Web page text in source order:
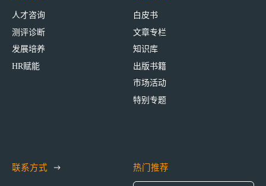
人才咨询
测评诊断
发展培养
HR赋能
白皮书
文章专栏
知识库
出版书籍
市场活动
特别专题
联系方式 热门推荐